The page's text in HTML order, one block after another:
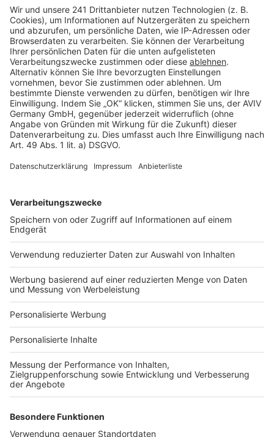
Barrierefreiheit
Cookie Einstellungen
Rechtliches
AGB-Übersicht
Datenschutz
Impressum
Services
Bauprojekt-Quiz
Häuser-Suche
Hausanbieter-Suche
Bauprojekt-Profil
Für Unternehmen
Ihre Baufirma auf bauen.de
Kostenloses Infogespräch